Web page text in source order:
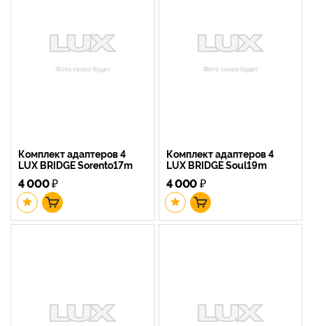
Комплект адаптеров 4
LUX BRIDGE Sorento17m
4 000₽
Комплект адаптеров 4
LUX BRIDGE Soul19m
4 000₽